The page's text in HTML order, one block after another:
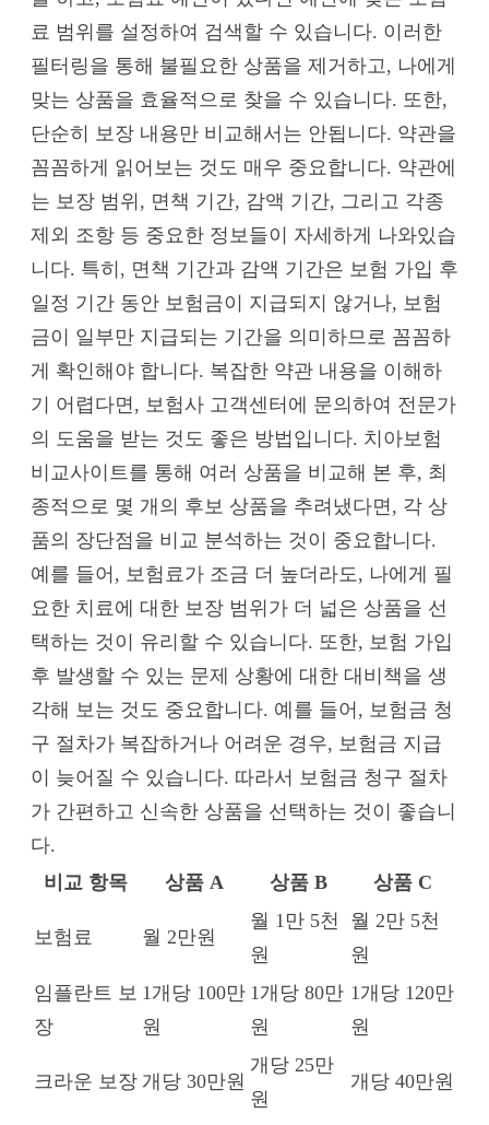
료 범위를 설정하여 검색할 수 있습니다. 이러한
필터링을 통해 불필요한 상품을 제거하고, 나에게
맞는 상품을 효율적으로 찾을 수 있습니다. 또한,
단순히 보장 내용만 비교해서는 안됩니다. 약관을
꼼꼼하게 읽어보는 것도 매우 중요합니다. 약관에
는 보장 범위, 면책 기간, 감액 기간, 그리고 각종
제외 조항 등 중요한 정보들이 자세하게 나와있습
니다. 특히, 면책 기간과 감액 기간은 보험 가입 후
일정 기간 동안 보험금이 지급되지 않거나, 보험
금이 일부만 지급되는 기간을 의미하므로 꼼꼼하
게 확인해야 합니다. 복잡한 약관 내용을 이해하
기 어렵다면, 보험사 고객센터에 문의하여 전문가
의 도움을 받는 것도 좋은 방법입니다. 치아보험
비교사이트를 통해 여러 상품을 비교해 본 후, 최
종적으로 몇 개의 후보 상품을 추려냈다면, 각 상
품의 장단점을 비교 분석하는 것이 중요합니다.
예를 들어, 보험료가 조금 더 높더라도, 나에게 필
요한 치료에 대한 보장 범위가 더 넓은 상품을 선
택하는 것이 유리할 수 있습니다. 또한, 보험 가입
후 발생할 수 있는 문제 상황에 대한 대비책을 생
각해 보는 것도 중요합니다. 예를 들어, 보험금 청
구 절차가 복잡하거나 어려운 경우, 보험금 지급
이 늦어질 수 있습니다. 따라서 보험금 청구 절차
가 간편하고 신속한 상품을 선택하는 것이 좋습니
다.
비교 항목
상품 A 상품 B 상품 C
보험료 월 2만원
월 1만 5천
원
월 2만 5천
원
임플란트 보
장
1개당 100만
원
1개당 80만
원
1개당 120만
원
크라운 보장 개당 30만원
개당 25만
원
개당 40만원